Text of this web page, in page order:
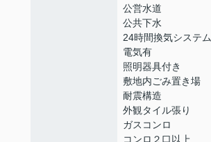
公営水道
公共下水
24時間換気システム
電気有
照明器具付き
敷地内ごみ置き場
耐震構造
外観タイル張り
ガスコンロ
コンロ２口以上